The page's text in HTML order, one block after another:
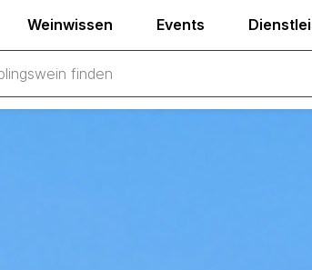
Weinwissen Events